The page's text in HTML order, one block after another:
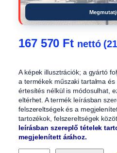
167 570 Ft nettó (
A képek illusztrációk; a gyártó
a termékek műszaki tartalma
értesítés nélkül is módosulhat,
eltérhet. A termék leírásban
felszereltségek és a
tartozékok, felszereltségek
leírásban szereplő tételek
megjelenített árához.